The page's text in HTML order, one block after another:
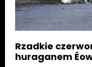
Rzadkie
huraganem